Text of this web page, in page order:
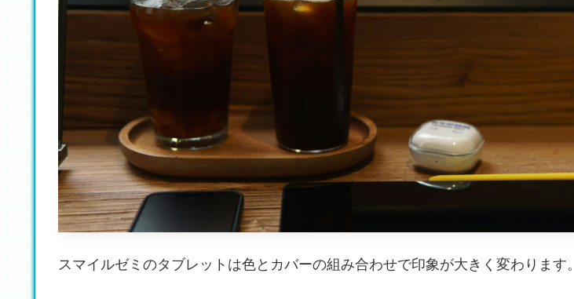
スマイルゼミのタブレットは色とカバーの組み合わせで印象が大きく変わります。